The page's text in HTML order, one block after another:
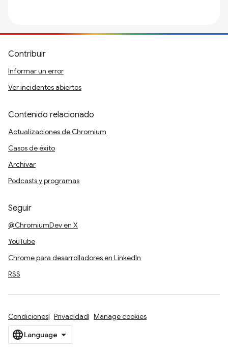
Contribuir
Informar un error
Ver incidentes abiertos
Contenido relacionado
Actualizaciones de Chromium
Casos de éxito
Archivar
Podcasts y programas
Seguir
@ChromiumDev en X
YouTube
Chrome para desarrolladores en LinkedIn
RSS
Condiciones Privacidad Manage cookies